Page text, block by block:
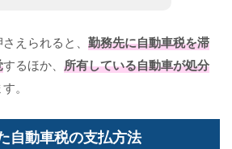
えられると、 勤務先に自動車税を滞
するほか、 所有している自動車が処分
。
自動車税の支払方法